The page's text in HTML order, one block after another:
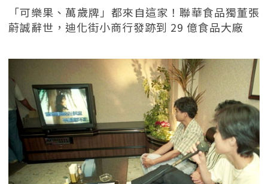
「可樂果、萬歲牌」都來自這家！聯華食品獨董張
蔚誠辭世，迪化街小商行發跡到 29 億食品大廠